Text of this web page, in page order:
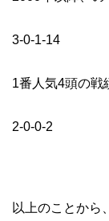
3-0-1-14
1番人気4頭の戦
2-0-0-2
以上のことから